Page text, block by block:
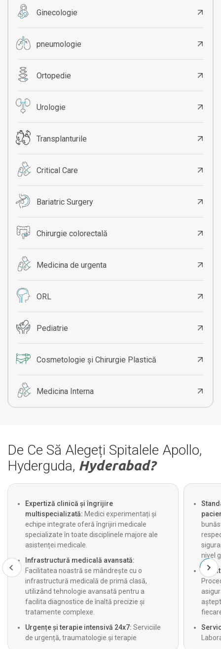
Ginecologie
pneumologie
Ortopedie
Urologie
Transplanturile
Critical Care
Bariatric Surgery
Chirurgie colorectală
Medicina de urgenta
ORL
Pediatrie
Cosmetologie și Chirurgie Plastică
Medicina Interna
De Ce Să Alegeți Spitalele Apollo,
Hyderguda, Hyderabad?
Expertiză clinică și îngrijire
multispecializată: Medici experimentați și
echipe integrate oferă îngrijiri medicale
specializate în toate disciplinele majore ale
asistenței medicale.
Infrastructură medicală avansată:
Facilitatea noastră se mândrește cu o
infrastructură medicală de primă clasă,
utilizând tehnologie avansată pentru a
facilita diagnostice de înaltă precizie și
tratamente complexe.
Urgențe și terapie intensivă 24x7: Serviciile
de urgență, traumatologie și terapie
nivel